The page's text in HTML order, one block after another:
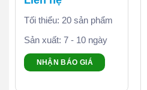
Tối thiểu: 20 sản phẩm
Sản xuất: 7 - 10 ngày
NHẬN BÁO GIÁ